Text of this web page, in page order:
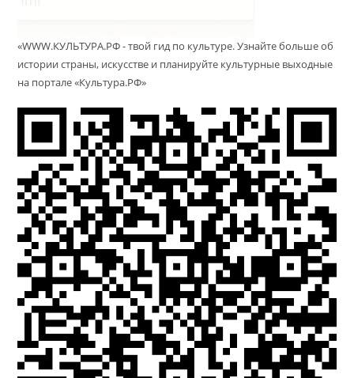
«WWW.КУЛЬТУРА.РФ - твой гид по культуре. Узнайте больше об
истории страны, искусстве и планируйте культурные выходные
на портале «Культура.РФ»